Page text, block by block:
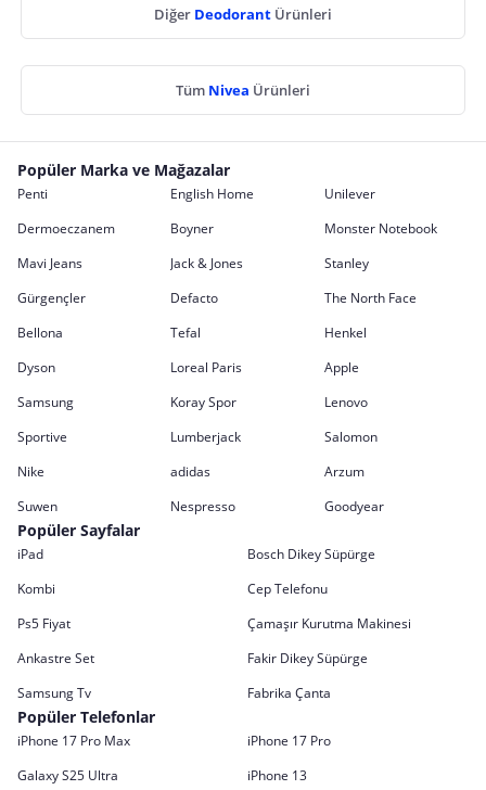
Diğer Deodorant Ürünleri
Tüm Nivea Ürünleri
Popüler Marka ve Mağazalar
Penti English Home
Unilever
Dermoeczanem
Boyner
Monster Notebook
Mavi Jeans
Jack & Jones
Stanley
Gürgençler
Defacto
The North Face
Bellona
Tefal
Henkel
Dyson
Loreal Paris
Apple
Samsung
Koray Spor
Lenovo
Sportive
Lumberjack
Salomon
Nike
adidas
Arzum
Suwen
Nespresso Goodyear
Popüler Sayfalar
iPad
Bosch Dikey Süpürge
Kombi
Cep Telefonu
Ps5 Fiyat
Çamaşır Kurutma Makinesi
Ankastre Set
Fakir Dikey Süpürge
Samsung Tv
Fabrika Çanta
Popüler Telefonlar
iPhone 17 Pro Max
iPhone 17 Pro
Galaxy S25 Ultra
iPhone 13